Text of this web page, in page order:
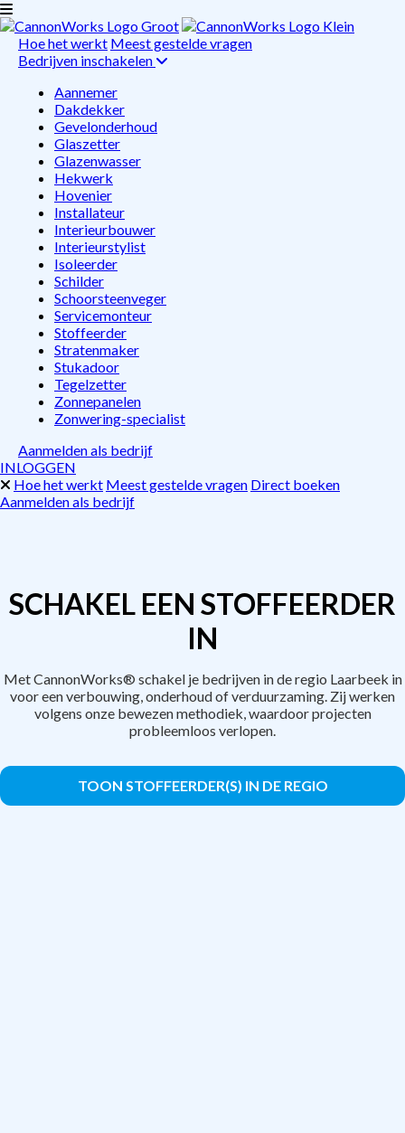
Hoe het werkt Meest gestelde vragen
Bedrijven inschakelen
Aannemer
Dakdekker
Gevelonderhoud
Glaszetter
Glazenwasser
Hekwerk
Hovenier
Installateur
Interieurbouwer
Interieurstylist
Isoleerder
Schilder
Schoorsteenveger
Servicemonteur
Stoffeerder
Stratenmaker
Stukadoor
Tegelzetter
Zonnepanelen
Zonwering-specialist
Aanmelden als bedrijf
INLOGGEN
Hoe het werkt Meest gestelde vragen Direct boeken
Aanmelden als bedrijf
SCHAKEL EEN STOFFEERDER
IN
Met CannonWorks® schakel je bedrijven in de regio Laarbeek in
voor een verbouwing, onderhoud of verduurzaming. Zij werken
volgens onze bewezen methodiek, waardoor projecten
probleemloos verlopen.
TOON STOFFEERDER(S) IN DE REGIO